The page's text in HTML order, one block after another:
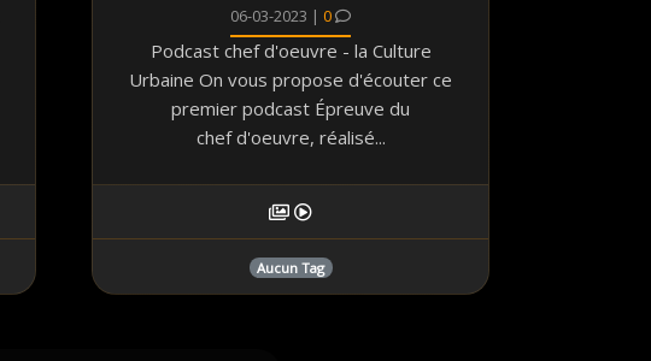
06-03-2023 |0
Podcast chef d'oeuvre - la Culture
Urbaine On vous propose d'écouter ce
premier podcast Épreuve du
chef d'oeuvre, réalisé...
Aucun Tag